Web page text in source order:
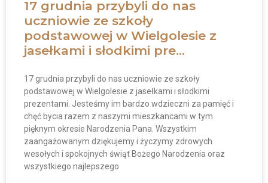
17 grudnia przybyli do nas
uczniowie ze szkoły
podstawowej w Wielgolesie z
jasełkami i słodkimi pre…
17 grudnia przybyli do nas uczniowie ze szkoły
podstawowej w Wielgolesie z jasełkami i słodkimi
prezentami. Jesteśmy im bardzo wdzieczni za pamięć i
chęć bycia razem z naszymi mieszkancami w tym
pięknym okresie Narodzenia Pana. Wszystkim
zaangażowanym dziękujemy i życzymy zdrowych
wesołych i spokojnych świąt Bożego Narodzenia oraz
wszystkiego najlepszego